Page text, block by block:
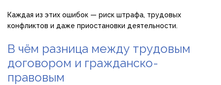
Каждая из этих ошибок — риск штрафа, трудовых
конфликтов и даже приостановки деятельности.
В чём разница между трудовым
договором и гражданско-
правовым